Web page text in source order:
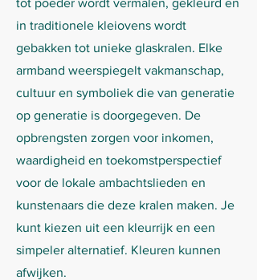
tot poeder wordt vermalen, gekleurd en
in traditionele kleiovens wordt
gebakken tot unieke glaskralen. Elke
armband weerspiegelt vakmanschap,
cultuur en symboliek die van generatie
op generatie is doorgegeven. De
opbrengsten zorgen voor inkomen,
waardigheid en toekomstperspectief
voor de lokale ambachtslieden en
kunstenaars die deze kralen maken. Je
kunt kiezen uit een kleurrijk en een
simpeler alternatief. Kleuren kunnen
afwijken.